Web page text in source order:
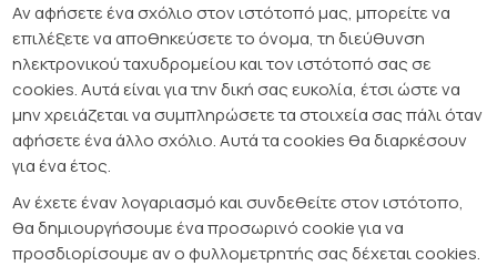
Αν αφήσετε ένα σχόλιο στον ιστότοπό μας, μπορείτε να
επιλέξετε να αποθηκεύσετε το όνομα, τη διεύθυνση
ηλεκτρονικού ταχυδρομείου και τον ιστότοπό σας σε
cookies. Αυτά είναι για την δική σας ευκολία, έτσι ώστε να
μην χρειάζεται να συμπληρώσετε τα στοιχεία σας πάλι όταν
αφήσετε ένα άλλο σχόλιο. Αυτά τα cookies θα διαρκέσουν
για ένα έτος.
Αν έχετε έναν λογαριασμό και συνδεθείτε στον ιστότοπο,
θα δημιουργήσουμε ένα προσωρινό cookie για να
προσδιορίσουμε αν ο φυλλομετρητής σας δέχεται cookies.